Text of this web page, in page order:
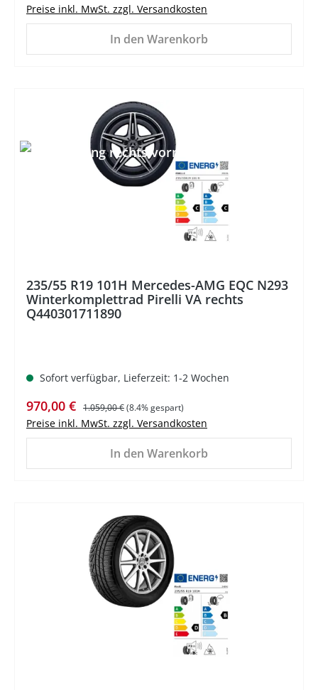
Preise inkl. MwSt. zzgl. Versandkosten
In den Warenkorb
235/55 R19 101H Mercedes-AMG EQC N293
Winterkomplettrad Pirelli VA rechts
Q440301711890
Sofort verfügbar, Lieferzeit: 1-2 Wochen
Verkaufspreis:
970,00 € Regulärer Preis:
1.059,00 €(8.4% gespart)
Preise inkl. MwSt. zzgl. Versandkosten
In den Warenkorb